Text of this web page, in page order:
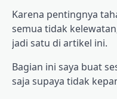
Karena pentingnya
semua tidak
jadi satu di artikel ini.
Bagian ini saya buat
saja supaya tidak